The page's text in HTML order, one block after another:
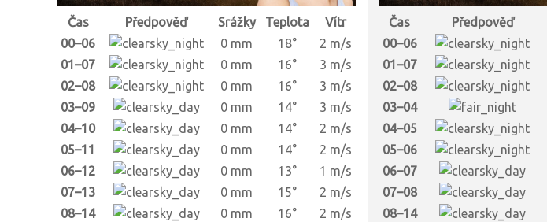
Čas Předpověď Srážky Teplota
Vítr
00–06
0 mm 18°
2 m/s
01–07
0 mm 16°
3 m/s
02–08
0 mm 16°
3 m/s
03–09
0 mm 14°
3 m/s
04–10
0 mm 14°
2 m/s
05–11
0 mm 14°
2 m/s
06–12
0 mm 13°
1 m/s
07–13
0 mm 15°
2 m/s
08–14
0 mm 16°
2 m/s
Čas Předpověď
00–06
01–07
02–08
03–04
04–05
05–06
06–07
07–08
08–14